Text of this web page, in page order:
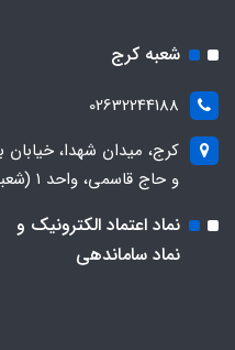
شعبه کرج
02632244188
کرج، میدان شهدا،
و حاج قاسمی، واحد ۱ (شعبه دیگری نداریم)
نماد اعتماد الکترونیک و
نماد ساماندهی